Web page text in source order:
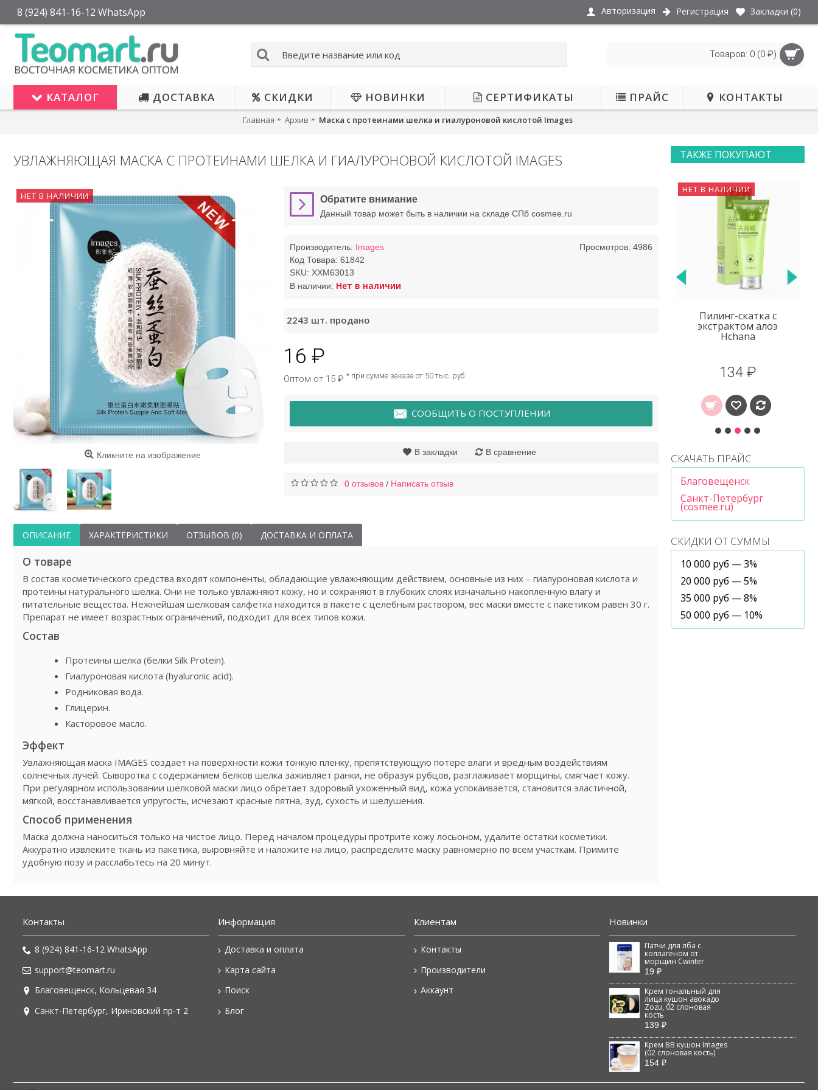
8 (924) 841-16-12 WhatsApp Авторизация Регистрация Закладки (0)
Товаров: 0 (0 ₽)
КАТАЛОГ ДОСТАВКА СКИДКИ НОВИНКИ СЕРТИФИКАТЫ ПРАЙС КОНТАКТЫ
Главная Архив Маска с протеинами шелка и гиалуроновой кислотой Images
ТАКЖЕ ПОКУПАЮТ
190 ₽ 125 ₽
НЕТ В НАЛИЧИИ
Пилинг-скатка с
экстрактом алоэ
Hchana
134 ₽
СКАЧАТЬ ПРАЙС
Благовещенск
Санкт-Петербург
(cosmee.ru)
СКИДКИ ОТ СУММЫ
10 000 руб — 3%
20 000 руб — 5%
35 000 руб — 8%
50 000 руб — 10%
УВЛАЖНЯЮЩАЯ МАСКА С ПРОТЕИНАМИ ШЕЛКА И ГИАЛУРОНОВОЙ КИСЛОТОЙ IMAGES
НЕТ В НАЛИЧИИ
Кликните на изображение
Обратите внимание
Данный товар может быть в наличии на складе СПб cosmee.ru
Просмотров: 4986
Производитель: Images
Код Товара: 61842
SKU: XXM63013
В наличии: Нет в наличии
2243 шт. продано
16 ₽
Оптом от 15 ₽ * при сумме заказа от 50 тыс. руб
СООБЩИТЬ О ПОСТУПЛЕНИИ
В закладки В сравнение
0 отзывов / Написать отзыв
ОПИСАНИЕ ХАРАКТЕРИСТИКИ ОТЗЫВОВ (0) ДОСТАВКА И ОПЛАТА
О товаре
В состав косметического средства входят компоненты, обладающие увлажняющим действием, основные из них – гиалуроновая кислота и
протеины натурального шелка. Они не только увлажняют кожу, но и сохраняют в глубоких слоях изначально накопленную влагу и
питательные вещества. Нежнейшая шелковая салфетка находится в пакете с целебным раствором, вес маски вместе с пакетиком равен 30 г.
Препарат не имеет возрастных ограничений, подходит для всех типов кожи.
Состав
Протеины шелка (белки Silk Protein).
Гиалуроновая кислота (hyaluronic acid).
Родниковая вода.
Глицерин.
Касторовое масло.
Эффект
Увлажняющая маска IMAGES создает на поверхности кожи тонкую пленку, препятствующую потере влаги и вредным воздействиям
солнечных лучей. Сыворотка с содержанием белков шелка заживляет ранки, не образуя рубцов, разглаживает морщины, смягчает кожу.
При регулярном использовании шелковой маски лицо обретает здоровый ухоженный вид, кожа успокаивается, становится эластичной,
мягкой, восстанавливается упругость, исчезают красные пятна, зуд, сухость и шелушения.
Способ применения
Маска должна наноситься только на чистое лицо. Перед началом процедуры протрите кожу лосьоном, удалите остатки косметики.
Аккуратно извлеките ткань из пакетика, выровняйте и наложите на лицо, распределите маску равномерно по всем участкам. Примите
удобную позу и расслабьтесь на 20 минут.
Контакты
8 (924) 841-16-12 WhatsApp
support@teomart.ru
Благовещенск, Кольцевая 34
Санкт-Петербург, Ириновский пр-т 2
Информация
Доставка и оплата
Карта сайта
Поиск
Блог
Клиентам
Контакты
Производители
Аккаунт
Новинки
Патчи для лба с
коллагеном от
морщин Cwinter
19 ₽
Крем тональный для
лица кушон авокадо
Zozu, 02 слоновая
кость
139 ₽
Крем BB кушон Images
(02 слоновая кость)
154 ₽